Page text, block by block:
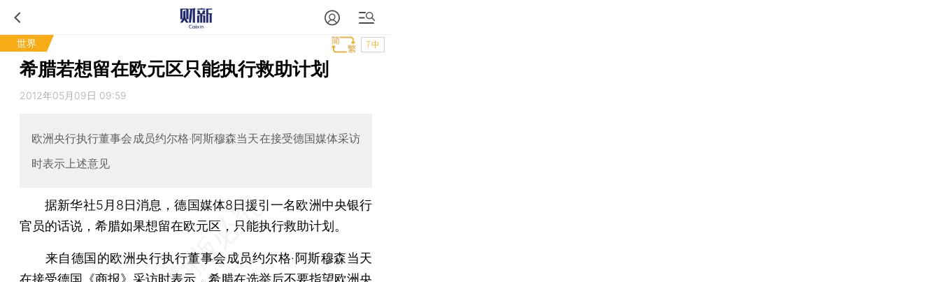
世界 T中
希腊若想留在欧元区只能执行救助计划
2012年05月09日 09:59
欧洲央行执行董事会成员约尔格·阿斯穆森当天在接受德国媒体采访
时表示上述意见
据新华社5月8日消息，德国媒体8日援引一名欧洲中央银行
官员的话说，希腊如果想留在欧元区，只能执行救助计划。
来自德国的欧洲央行执行董事会成员约尔格·阿斯穆森当天
在接受德国《商报》采访时表示，希腊在选举后不要指望欧洲央